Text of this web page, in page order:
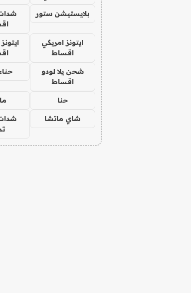
بلايستيشن ستور
ايتونز امريكي
اقساط
شحن يلا لودو
اقساط
حنا
شاي ماتشا